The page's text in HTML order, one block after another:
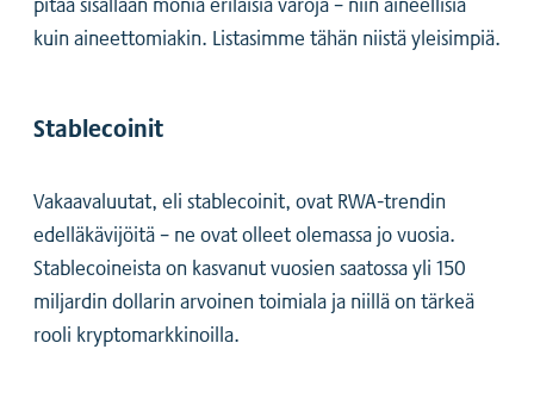
kuin aineettomiakin. Listasimme tähän niistä yleisimpiä.
Stablecoinit
Vakaavaluutat, eli stablecoinit, ovat RWA-trendin
edelläkävijöitä – ne ovat olleet olemassa jo vuosia.
Stablecoineista on kasvanut vuosien saatossa yli 150
miljardin dollarin arvoinen toimiala ja niillä on tärkeä
rooli kryptomarkkinoilla.